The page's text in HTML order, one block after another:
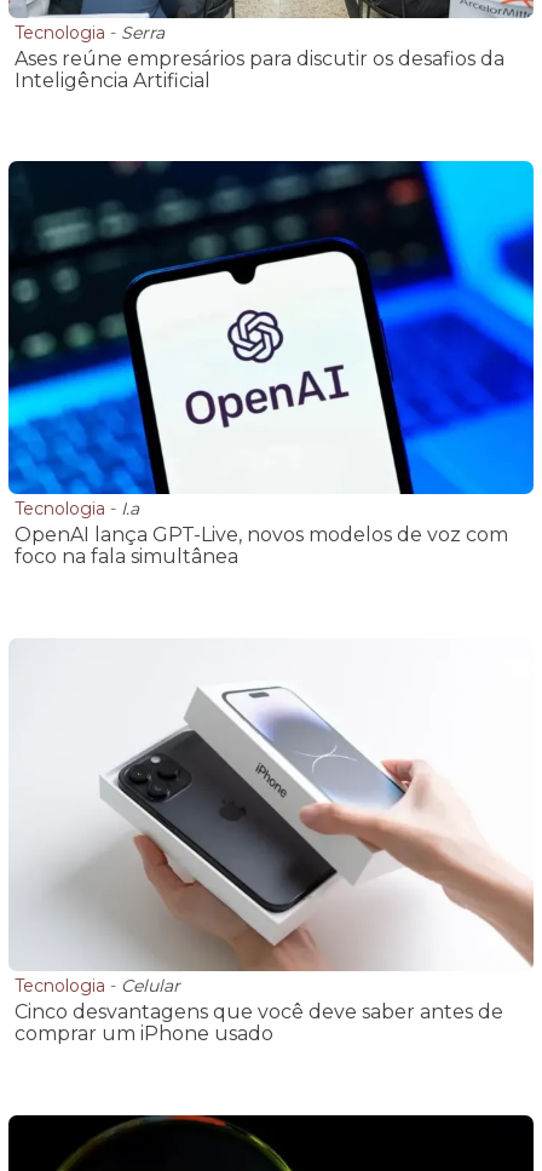
Tecnologia - Serra
Ases reúne empresários para discutir os desafios da
Inteligência Artificial
Tecnologia - I.a
OpenAI lança GPT-Live, novos modelos de voz com
foco na fala simultânea
Tecnologia - Celular
Cinco desvantagens que você deve saber antes de
comprar um iPhone usado